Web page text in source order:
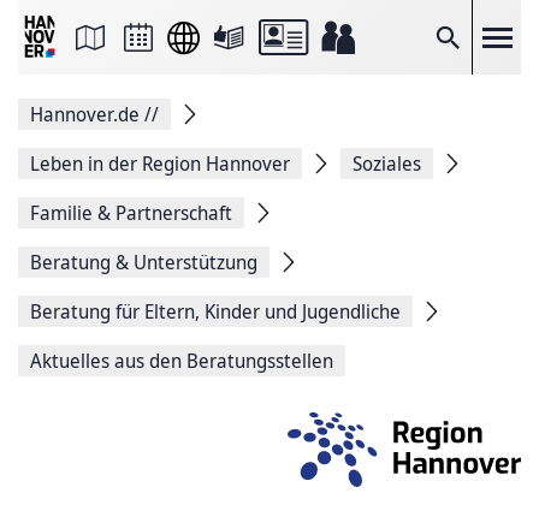
Suche
Seite
Facebook
teilen
Seitenlink
Seite
Hannover.de //
Leben in der Region Hannover
Soziales
Familie & Partnerschaft
Beratung & Unterstützung
Beratung für Eltern, Kinder und Jugendliche
Aktuelles aus den Beratungsstellen